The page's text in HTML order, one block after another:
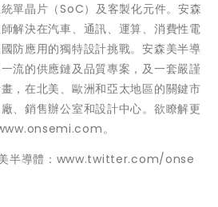
單晶片（SoC）及客製化元件。安森
解決在汽車、通訊、運算、消費性電
防應用的獨特設計挑戰。安森美半導
流的供應鏈及品質專案，及一套嚴謹
，在北美、歐洲和亞太地區的關鍵市
、銷售辦公室和設計中心。欲瞭解更
。
半導體：www.twitter.com/onse